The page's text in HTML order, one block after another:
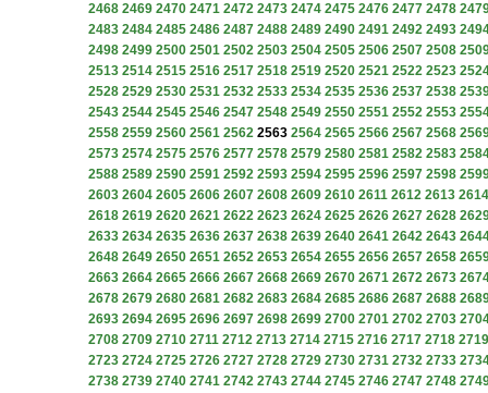
2468 2469 2470 2471 2472 2473 2474 2475 2476 2477 2478
2483 2484 2485 2486 2487 2488 2489 2490 2491 2492 2493
2498 2499 2500 2501 2502 2503 2504 2505 2506 2507 2508
2513 2514 2515 2516 2517 2518 2519 2520 2521 2522 2523
2528 2529 2530 2531 2532 2533 2534 2535 2536 2537 2538
2543 2544 2545 2546 2547 2548 2549 2550 2551 2552 2553
2558 2559 2560 2561 2562 2563 2564 2565 2566 2567 2568
2573 2574 2575 2576 2577 2578 2579 2580 2581 2582 2583
2588 2589 2590 2591 2592 2593 2594 2595 2596 2597 2598
2603 2604 2605 2606 2607 2608 2609 2610 2611 2612 2613 2614
2618 2619 2620 2621 2622 2623 2624 2625 2626 2627 2628
2633 2634 2635 2636 2637 2638 2639 2640 2641 2642 2643
2648 2649 2650 2651 2652 2653 2654 2655 2656 2657 2658
2663 2664 2665 2666 2667 2668 2669 2670 2671 2672 2673
2678 2679 2680 2681 2682 2683 2684 2685 2686 2687 2688
2693 2694 2695 2696 2697 2698 2699 2700 2701 2702 2703
2708 2709 2710 2711 2712 2713 2714 2715 2716 2717 2718 2719
2723 2724 2725 2726 2727 2728 2729 2730 2731 2732 2733
2738 2739 2740 2741 2742 2743 2744 2745 2746 2747 2748